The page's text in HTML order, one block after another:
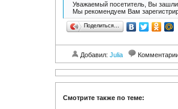
Уважаемый посетитель, Вы зашли
Мы рекомендуем Вам
Поделиться…
Добавил: Julia
Смотрите также по теме: